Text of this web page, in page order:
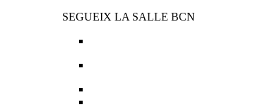
SEGUEIX LA SALLE BCN